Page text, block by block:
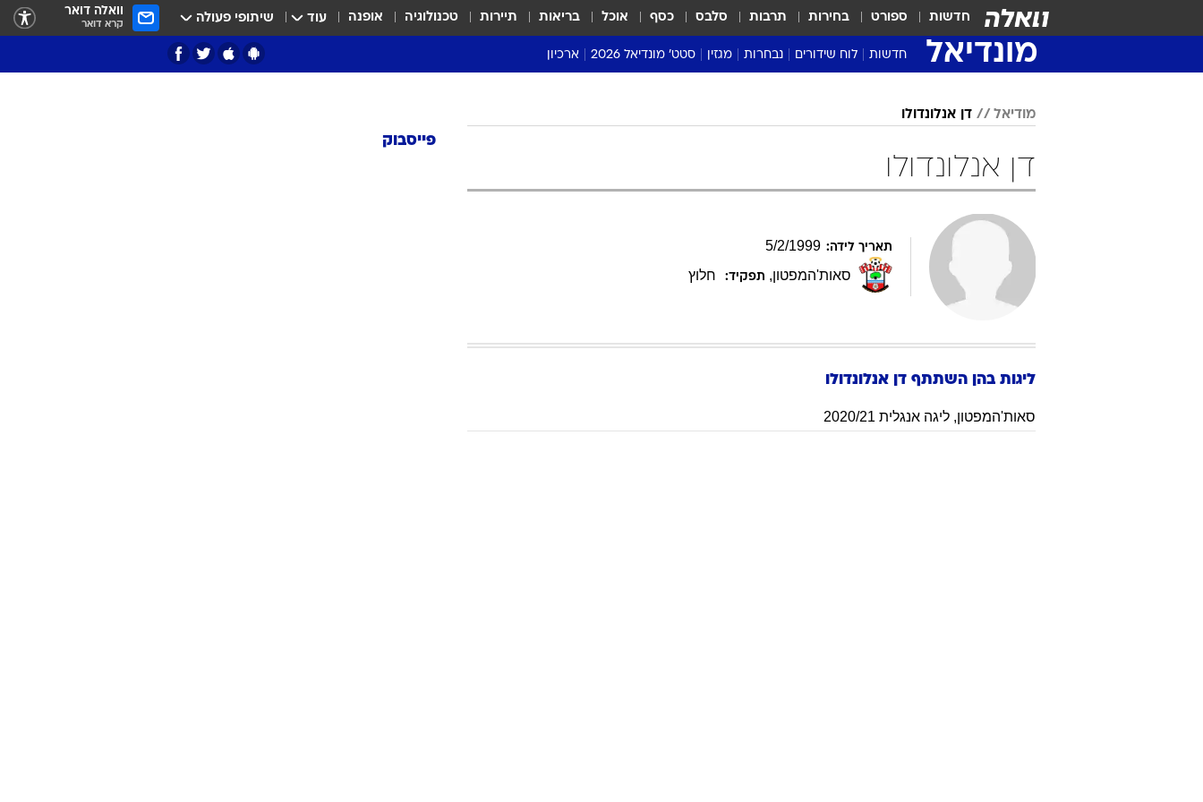
חדשות ספורט בחירות תרבות סלבס כסף אוכל בריאות תיירות טכנולוגיה אופנה עוד שיתופי פעולה וואלה דואר
קרא דואר
מונדיאל חדשות לוח שידורים נבחרות מגזין סטט' מונדיאל 2026 ארכיון
מודיאל דן אנלונדולו
דן אנלונדולו
תאריך לידה: 5/2/1999
סאות'המפטון, תפקיד: חלוץ
ליגות בהן השתתף דן אנלונדולו
סאות'המפטון, ליגה אנגלית 2020/21
פייסבוק